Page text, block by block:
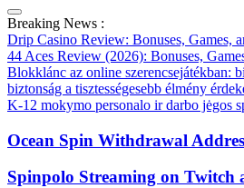
Breaking News :
Drip Casino Review: Bonuses, Games,
44 Aces Review (2026): Bonuses,
Blokklánc az online szerencsejátékban:
biztonság a tisztességesebb élmény
K-12 mokymo personalo ir darbo jėgos
Ocean Spin Withdrawal
Spinpolo Streaming on Twitch